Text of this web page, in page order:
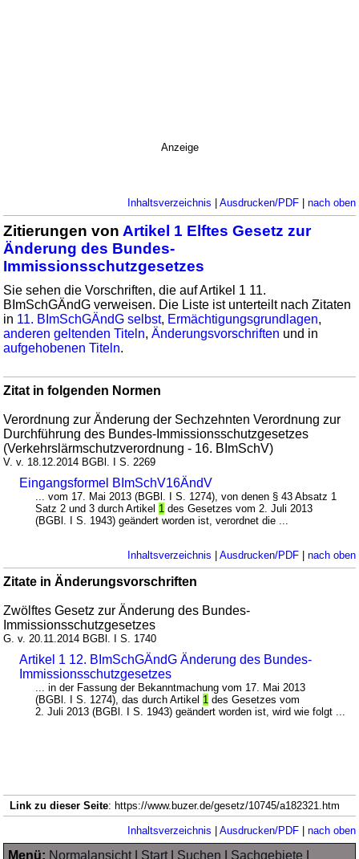
Anzeige
Inhaltsverzeichnis | Ausdrucken/PDF| nach oben
Zitierungen von Artikel 1 Elftes Gesetz zur
Änderung des Bundes-
Immissionsschutzgesetzes
Sie sehen die Vorschriften, die auf Artikel 1 11.
BImSchGÄndG verweisen. Die Liste ist unterteilt nach Zitaten
in 11. BImSchGÄndG selbst, Ermächtigungsgrundlagen,
anderen geltenden Titeln,Änderungsvorschriften und in
aufgehobenen Titeln.
Zitat in folgenden Normen
Verordnung zur Änderung der Sechzehnten Verordnung zur
Durchführung des Bundes-Immissionsschutzgesetzes
(Verkehrslärmschutzverordnung - 16. BImSchV)
V. v. 18.12.2014 BGBl. I S. 2269
Eingangsformel BImSchV16ÄndV
... vom 17. Mai 2013 (BGBl. I S. 1274), von denen § 43 Absatz 1
Satz 2 und 3 durch Artikel 1 des Gesetzes vom 2. Juli 2013
(BGBl. I S. 1943) geändert worden ist, verordnet die ...
Inhaltsverzeichnis | Ausdrucken/PDF| nach oben
Zitate in Änderungsvorschriften
Zwölftes Gesetz zur Änderung des Bundes-
Immissionsschutzgesetzes
G. v. 20.11.2014 BGBl. I S. 1740
Artikel 1 12. BImSchGÄndG Änderung des Bundes-
Immissionsschutzgesetzes
... in der Fassung der Bekanntmachung vom 17. Mai 2013
(BGBl. I S. 1274), das durch Artikel 1 des Gesetzes vom
2. Juli 2013 (BGBl. I S. 1943) geändert worden ist, wird wie folgt ...
Link zu dieser Seite: https://www.buzer.de/gesetz/10745/a182321.htm
Inhaltsverzeichnis | Ausdrucken/PDF| nach oben
Menü: Normalansicht| Start| Suchen Sachgebiete